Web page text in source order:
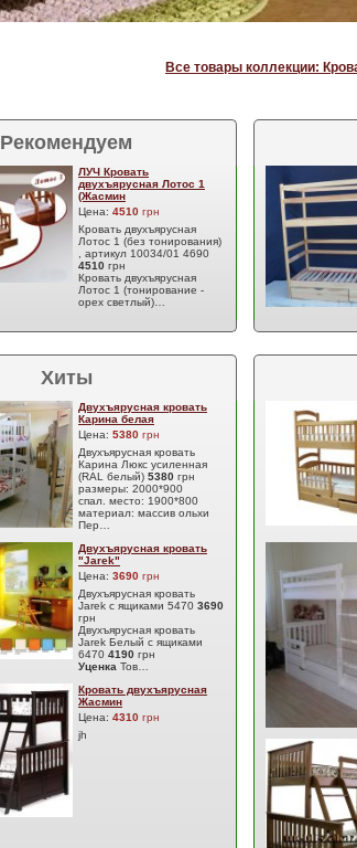
Все товары коллекции:
Рекомендуем
ЛУЧ Кровать
двухъярусная Лотос 1
(Жасмин
Цена: 4510 грн
Кровать двухъярусная
Лотос 1 (без тонирования)
, артикул 10034/01 4690
4510 грн
Кровать двухъярусная
Лотос 1 (тонирование -
орех светлый)…
Хиты
Двухъярусная кровать
Карина белая
Цена: 5380 грн
Двухъярусная кровать
Карина Люкс усиленная
(RAL белый) 5380 грн
размеры: 2000*900
спал. место: 1900*800
материал: массив ольхи
Пер…
Двухъярусная кровать
"Jarek"
Цена: 3690 грн
Двухъярусная кровать
Jarek с ящиками 5470 3690
грн
Двухъярусная кровать
Jarek Белый с ящиками
6470 4190 грн
Уценка Тов…
Кровать двухъярусная
Жасмин
Цена: 4310 грн
jh